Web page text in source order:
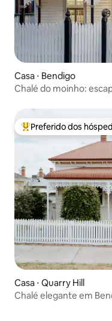
Casa ⋅ Bendigo
Chalé do moinho:
Entre os melhores
Preferido dos
Casa ⋅ Quarry Hill
Chalé elegante em